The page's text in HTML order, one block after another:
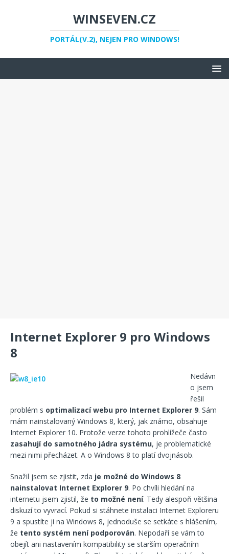
WINSEVEN.CZ
PORTÁL(V.2), NEJEN PRO WINDOWS!
Internet Explorer 9 pro Windows
8
Nedávn
o jsem
řešil
problém s optimalizací webu pro Internet Explorer 9. Sám
mám nainstalovaný Windows 8, který, jak známo, obsahuje
Internet Explorer 10. Protože verze tohoto prohlížeče často
zasahují do samotného jádra systému, je problematické
mezi nimi přecházet. A o Windows 8 to platí dvojnásob.
Snažil jsem se zjistit, zda je možné do Windows 8
nainstalovat Internet Explorer 9. Po chvíli hledání na
internetu jsem zjistil, že to možné není. Tedy alespoň většina
diskuzí to vyvrací. Pokud si stáhnete instalaci Internet Exploreru
9 a spustíte ji na Windows 8, jednoduše se setkáte s hlášením,
že tento systém není podporován. Nepodaří se vám to
obejít ani nastavením kompatibility se starším operačním